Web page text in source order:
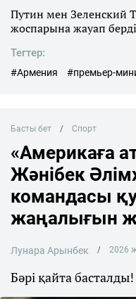
Путин мен Зеленский
жоспарына жауап берді
Тегтер:
#Армения #премьер-
Басты бет Спорт
«Америкаға
Жәнібек
командасы
жаңалығын
Лунара Арынбек 2026
Бәрі қайта басталды!